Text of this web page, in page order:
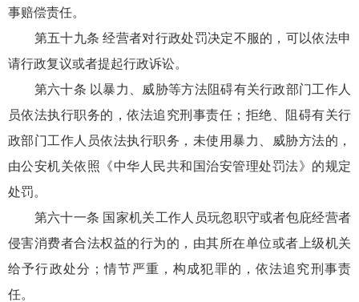
事赔偿责任。
第五十九条 经营者对行政处罚决定不服的，可以依法申
请行政复议或者提起行政诉讼。
第六十条 以暴力、威胁等方法阻碍有关行政部门工作人
员依法执行职务的，依法追究刑事责任；拒绝、阻碍有关行
政部门工作人员依法执行职务，未使用暴力、威胁方法的，
由公安机关依照《中华人民共和国治安管理处罚法》的规定
处罚。
第六十一条 国家机关工作人员玩忽职守或者包庇经营者
侵害消费者合法权益的行为的，由其所在单位或者上级机关
给予行政处分；情节严重，构成犯罪的，依法追究刑事责
任。